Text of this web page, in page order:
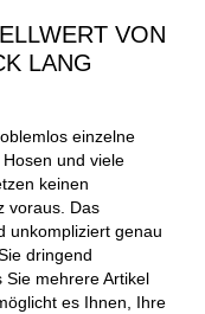
VON
LANG
einzelne
Hosen und viele
keinen
voraus. Das
unkompliziert genau
dringend
mehrere Artikel
es Ihnen, Ihre